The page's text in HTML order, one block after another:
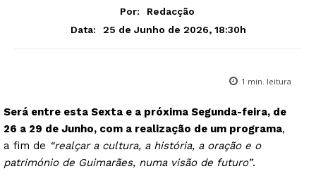
Por:
Redacção
Data:
25 de Junho de 2026, 18:30h
1 min. leitura
Será entre esta Sexta e a próxima Segunda-feira, de
26 a 29 de Junho, com a realização de um programa,
a fim de “realçar a cultura, a história, a oração e o
património de Guimarães, numa visão de futuro”.